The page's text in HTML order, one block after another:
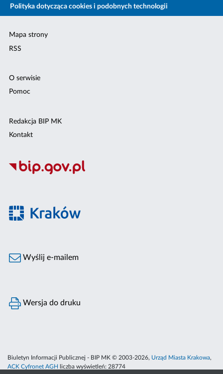
Polityka dotycząca cookies i podobnych technologii
Mapa strony
RSS
O serwisie
Pomoc
Redakcja BIP MK
Kontakt
Wyślij e-mailem
Wersja do druku
Biuletyn Informacji Publicznej - BIP MK © 2003-2026, Urząd Miasta Krakowa,
ACK Cyfronet AGH
liczba wyświetleń: 28774